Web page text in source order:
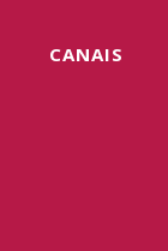
CANAIS